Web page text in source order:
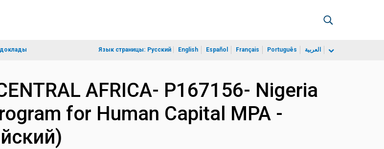
Язык страницы: Русский English Español Français Português العربية
AFRICA- P167156- Nigeria
for Human Capital MPA -